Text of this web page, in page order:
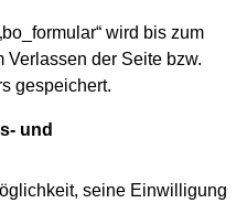
wird bis zum
Verlassen der Seite bzw.
gespeichert.
seine Einwilligung